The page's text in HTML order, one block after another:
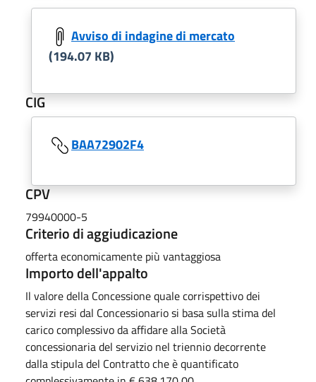
Avviso di indagine di mercato
(194.07 KB)
CIG
BAA72902F4
CPV
79940000-5
Criterio di aggiudicazione
offerta economicamente più vantaggiosa
Importo dell'appalto
Il valore della Concessione quale corrispettivo dei
servizi resi dal Concessionario si basa sulla stima del
carico complessivo da affidare alla Società
concessionaria del servizio nel triennio decorrente
dalla stipula del Contratto che è quantificato